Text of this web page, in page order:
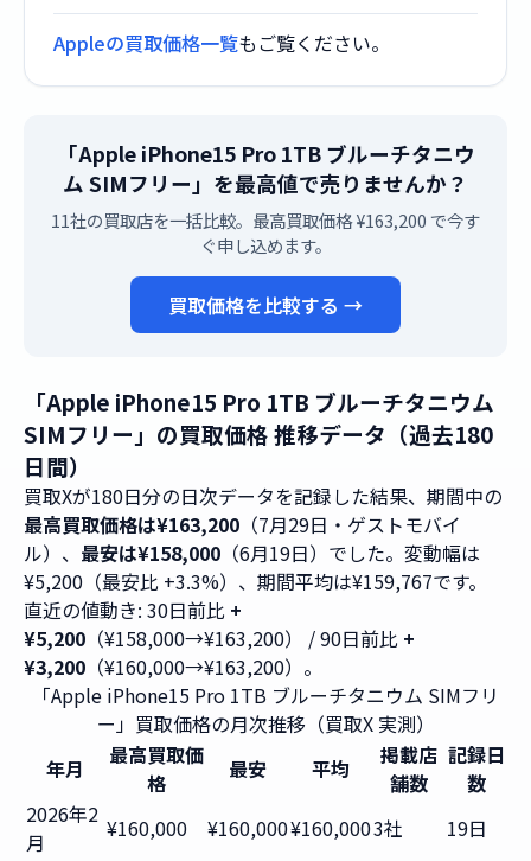
Appleの買取価格一覧もご覧ください。
「Apple iPhone15 Pro 1TB ブルーチタニウ
ム SIMフリー」を最高値で売りませんか？
11社の買取店を一括比較。最高買取価格 ¥163,200 で今す
ぐ申し込めます。
買取価格を比較する →
「Apple iPhone15 Pro 1TB ブルーチタニウム
SIMフリー」の買取価格 推移データ（過去180
日間）
買取Xが180日分の日次データを記録した結果、期間中の
最高買取価格は¥163,200 （7月29日・ゲストモバイ
ル）、 最安は¥158,000 （6月19日）でした。変動幅は
¥5,200（最安比 +3.3%）、期間平均は¥159,767です。
直近の値動き: 30日前比 +
¥5,200 （¥158,000→¥163,200） / 90日前比 +
¥3,200 （¥160,000→¥163,200）。
「Apple iPhone15 Pro 1TB ブルーチタニウム SIMフリ
ー」買取価格の月次推移（買取X 実測）
年月
最高買取価
格
最安 平均
掲載店
舗数
記録日
数
2026年2
月
¥160,000 ¥160,000¥160,0003社
19日